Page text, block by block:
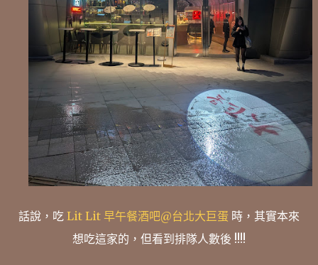
話說，吃 Lit Lit 早午餐酒吧@台北大巨蛋 時，其實本來
想吃這家的，但看到排隊人數後 !!!!